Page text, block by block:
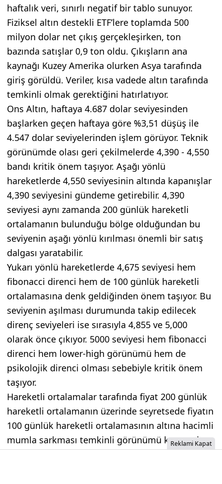
haftalık veri, sınırlı negatif bir tablo sunuyor.
Fiziksel altın destekli ETF’lere toplamda 500
milyon dolar net çıkış gerçekleşirken, ton
bazında satışlar 0,9 ton oldu. Çıkışların ana
kaynağı Kuzey Amerika olurken Asya tarafında
giriş görüldü. Veriler, kısa vadede altın tarafında
temkinli olmak gerektiğini hatırlatıyor.
Ons Altın, haftaya 4.687 dolar seviyesinden
başlarken geçen haftaya göre %3,51 düşüş ile
4.547 dolar seviyelerinden işlem görüyor. Teknik
görünümde olası geri çekilmelerde 4,390 - 4,550
bandı kritik önem taşıyor. Aşağı yönlü
hareketlerde 4,550 seviyesinin altında kapanışlar
4,390 seviyesini gündeme getirebilir. 4,390
seviyesi aynı zamanda 200 günlük hareketli
ortalamanın bulunduğu bölge olduğundan bu
seviyenin aşağı yönlü kırılması önemli bir satış
dalgası yaratabilir.
Yukarı yönlü hareketlerde 4,675 seviyesi hem
fibonacci direnci hem de 100 günlük hareketli
ortalamasına denk geldiğinden önem taşıyor. Bu
seviyenin aşılması durumunda takip edilecek
direnç seviyeleri ise sırasıyla 4,855 ve 5,000
olarak önce çıkıyor. 5000 seviyesi hem fibonacci
direnci hem lower-high görünümü hem de
psikolojik direnci olması sebebiyle kritik önem
taşıyor.
Hareketli ortalamalar tarafında fiyat 200 günlük
hareketli ortalamanın üzerinde seyretsede fiyatın
100 günlük hareketli ortalamasının altına hacimli
mumla sarkması temkinli görünümü korumak
Reklami Kapat